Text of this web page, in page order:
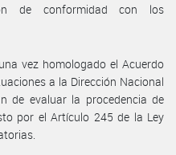
de conformidad con los
vez homologado el Acuerdo
a la Dirección Nacional
de evaluar la procedencia de
por el Artículo 245 de la Ley